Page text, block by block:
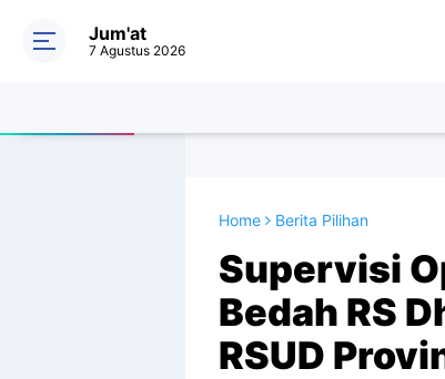
Jum'at
7 Agustus 2026
Home Berita Pilihan
Supervisi
Bedah RS
RSUD